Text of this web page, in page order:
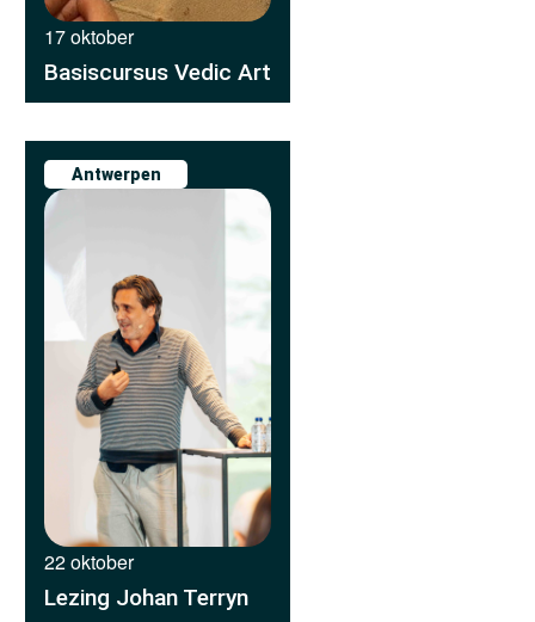
17 oktober
Basiscursus Vedic Art
Antwerpen
22 oktober
Lezing Johan Terryn